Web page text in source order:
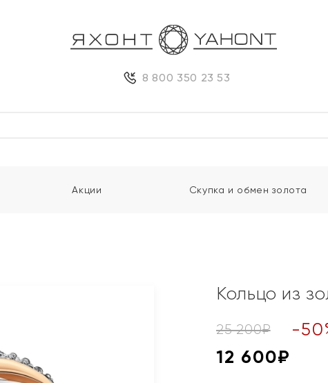
8 800 350 23 53
Акции Скупка и обмен золота
Кольцо из
25 200₽ -50
12 600₽